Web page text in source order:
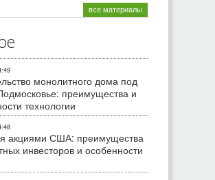
все материалы
монолитного дома под
преимущества и
технологии
акциями США: преимущества
инвесторов и особенности